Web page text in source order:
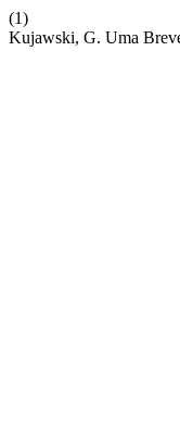
(1)
Kujawski, G. Uma